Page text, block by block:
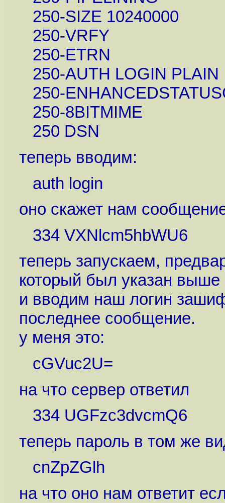
250-SIZE 10240000
250-VRFY
250-ETRN
250-AUTH LOGIN PLAIN
250-
250-8BITMIME
250 DSN
теперь вводим:
auth login
оно скажет нам
334 VXNlcm5hbWU6
теперь запускаем,
который был указан выше
и вводим наш логин
последнее сообщение.
у меня это:
cGVuc2U=
на что сервер ответил
334 UGFzc3dvcmQ6
теперь пароль в том же
cnZpZGlh
на что оно нам ответит